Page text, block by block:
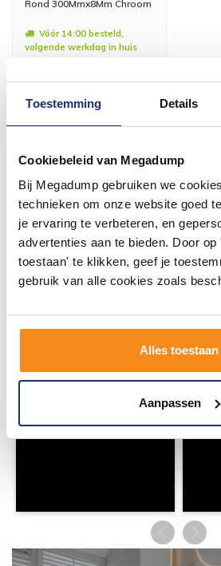
Toestemming Details
Cookiebeleid van Megadump
Bij Megadump gebruiken we
technieken om onze website goed
je ervaring te verbeteren, en
advertenties aan te bieden. Door op
toestaan' te klikken, geef je
gebruik van alle cookies zoals
Alles toestaan
Aanpassen
Rond 300Mmx8Mm Chroom
Vóór 14:00 besteld,
volgende werkdag in huis
289,00
Meer info
Wij geloven in de kracht van
badkamer op Instagram met
en tag @megadumpnl.
badkamerstijlen. Doe